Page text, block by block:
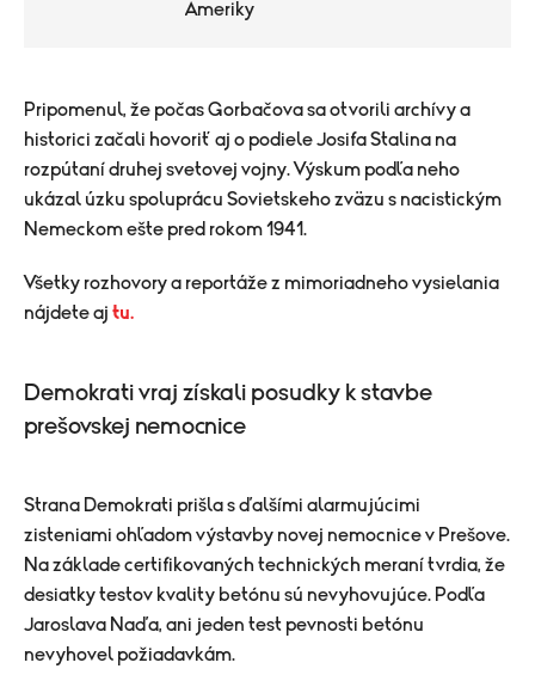
Ameriky
Pripomenul, že počas Gorbačova sa otvorili archívy a
historici začali hovoriť aj o podiele Josifa Stalina na
rozpútaní druhej svetovej vojny. Výskum podľa neho
ukázal úzku spoluprácu Sovietskeho zväzu s nacistickým
Nemeckom ešte pred rokom 1941.
Všetky rozhovory a reportáže z mimoriadneho vysielania
nájdete aj tu.
Demokrati vraj získali posudky k stavbe
prešovskej nemocnice
Strana Demokrati prišla s ďalšími alarmujúcimi
zisteniami ohľadom výstavby novej nemocnice v Prešove.
Na základe certifikovaných technických meraní tvrdia, že
desiatky testov kvality betónu sú nevyhovujúce.​ Podľa
Jaroslava Naďa, ani jeden test pevnosti betónu
nevyhovel požiadavkám.